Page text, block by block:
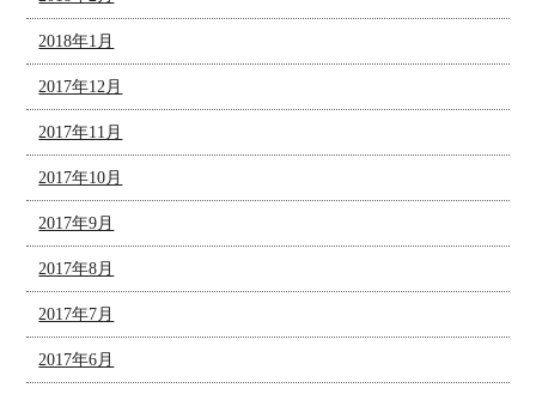
2018年1月
2017年12月
2017年11月
2017年10月
2017年9月
2017年8月
2017年7月
2017年6月